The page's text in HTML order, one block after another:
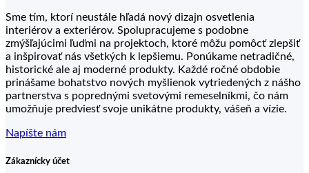
Sme tím, ktorí neustále hľadá nový dizajn osvetlenia
interiérov a exteriérov. Spolupracujeme s podobne
zmýšľajúcimi ľuďmi na projektoch, ktoré môžu pomôcť zlepšiť
a inšpirovať nás všetkých k lepšiemu. Ponúkame netradičné,
historické ale aj moderné produkty. Každé ročné obdobie
prinášame bohatstvo nových myšlienok vytriedených z nášho
partnerstva s poprednými svetovými remeselníkmi, čo nám
umožňuje predviesť svoje unikátne produkty, vášeň a vízie.
Napíšte nám
Zákaznícky účet